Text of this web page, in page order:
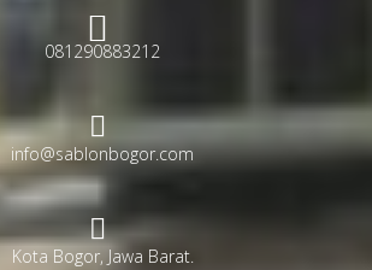
081290883212
info@sablonbogor.com
Kota Bogor, Jawa Barat.